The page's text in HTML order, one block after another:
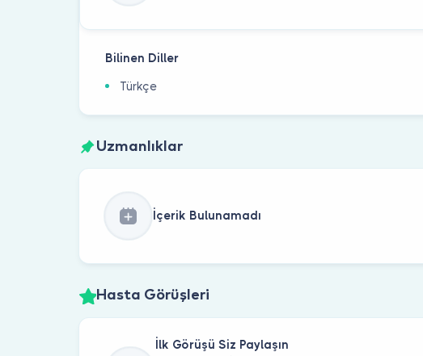
Bilinen Diller
Türkçe
Uzmanlıklar
İçerik Bulunamadı
Hasta Görüşleri
İlk Görüşü Siz Paylaşın